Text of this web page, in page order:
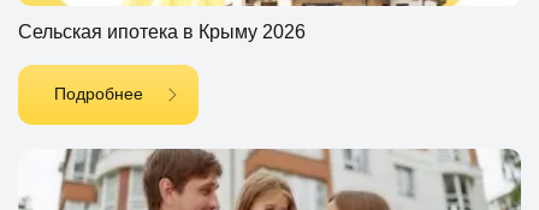
Сельская ипотека в Крыму 2026
Подробнее